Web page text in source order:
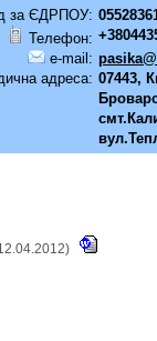
за ЄДРПОУ:
Телефон:
e-mail:
адреса: 07443,